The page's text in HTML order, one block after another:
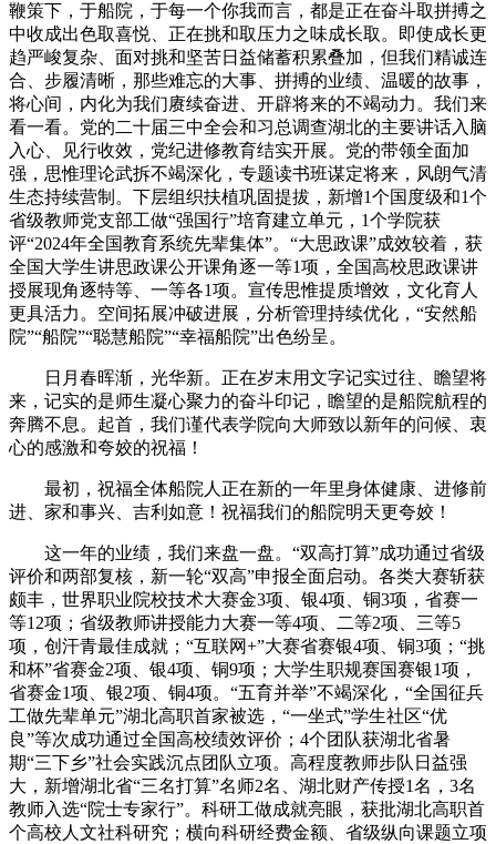
鞭策下，于船院，于每一个你我而言，都是正在奋斗取拼搏之
中收成出色取喜悦、正在挑和取压力之味成长取。即使成长更
趋严峻复杂、面对挑和坚苦日益储蓄积累叠加，但我们精诚连
合、步履清晰，那些难忘的大事、拼搏的业绩、温暖的故事，
将心间，内化为我们赓续奋进、开辟将来的不竭动力。我们来
看一看。党的二十届三中全会和习总调查湖北的主要讲话入脑
入心、见行收效，党纪进修教育结实开展。党的带领全面加
强，思惟理论武拆不竭深化，专题读书班谋定将来，风朗气清
生态持续营制。下层组织扶植巩固提拔，新增1个国度级和1个
省级教师党支部工做“强国行”培育建立单元，1个学院获
评“2024年全国教育系统先辈集体”。“大思政课”成效较着，获
全国大学生讲思政课公开课角逐一等1项，全国高校思政课讲
授展现角逐特等、一等各1项。宣传思惟提质增效，文化育人
更具活力。空间拓展冲破进展，分析管理持续优化，“安然船
院”“船院”“聪慧船院”“幸福船院”出色纷呈。
日月春晖渐，光华新。正在岁末用文字记实过往、瞻望将
来，记实的是师生凝心聚力的奋斗印记，瞻望的是船院航程的
奔腾不息。起首，我们谨代表学院向大师致以新年的问候、衷
心的感激和夸姣的祝福！
最初，祝福全体船院人正在新的一年里身体健康、进修前
进、家和事兴、吉利如意！祝福我们的船院明天更夸姣！
这一年的业绩，我们来盘一盘。“双高打算”成功通过省级
评价和两部复核，新一轮“双高”申报全面启动。各类大赛斩获
颇丰，世界职业院校技术大赛金3项、银4项、铜3项，省赛一
等12项；省级教师讲授能力大赛一等4项、二等2项、三等5
项，创汗青最佳成就；“互联网+”大赛省赛银4项、铜3项；“挑
和杯”省赛金2项、银4项、铜9项；大学生职规赛国赛银1项，
省赛金1项、银2项、铜4项。“五育并举”不竭深化，“全国征兵
工做先辈单元”湖北高职首家被选，“一坐式”学生社区“优
良”等次成功通过全国高校绩效评价；4个团队获湖北省暑
期“三下乡”社会实践沉点团队立项。高程度教师步队日益强
大，新增湖北省“三名打算”名师2名、湖北财产传授1名，3名
教师入选“院士专家行”。科研工做成就亮眼，获批湖北高职首
个高校人文社科研究；横向科研经费金额、省级纵向课题立项